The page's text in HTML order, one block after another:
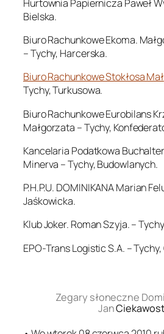
Hurtownia Papiernicza Paweł
Bielska.
Biuro Rachunkowe Ekoma.
– Tychy, Harcerska.
Biuro Rachunkowe Stokłosa
Tychy, Turkusowa.
Biuro Rachunkowe Eurobilans
Małgorzata – Tychy,
Kancelaria Podatkowa
Minerva – Tychy, Budowlanych.
P.H.P.U. DOMINIKANA Marian
Jaśkowicka.
Klub Joker. Roman Szyja. –
EPO-Trans Logistic S.A. –
Zegary słoneczne
Jan